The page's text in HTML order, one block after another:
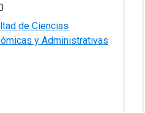
de Ciencias
y Administrativas